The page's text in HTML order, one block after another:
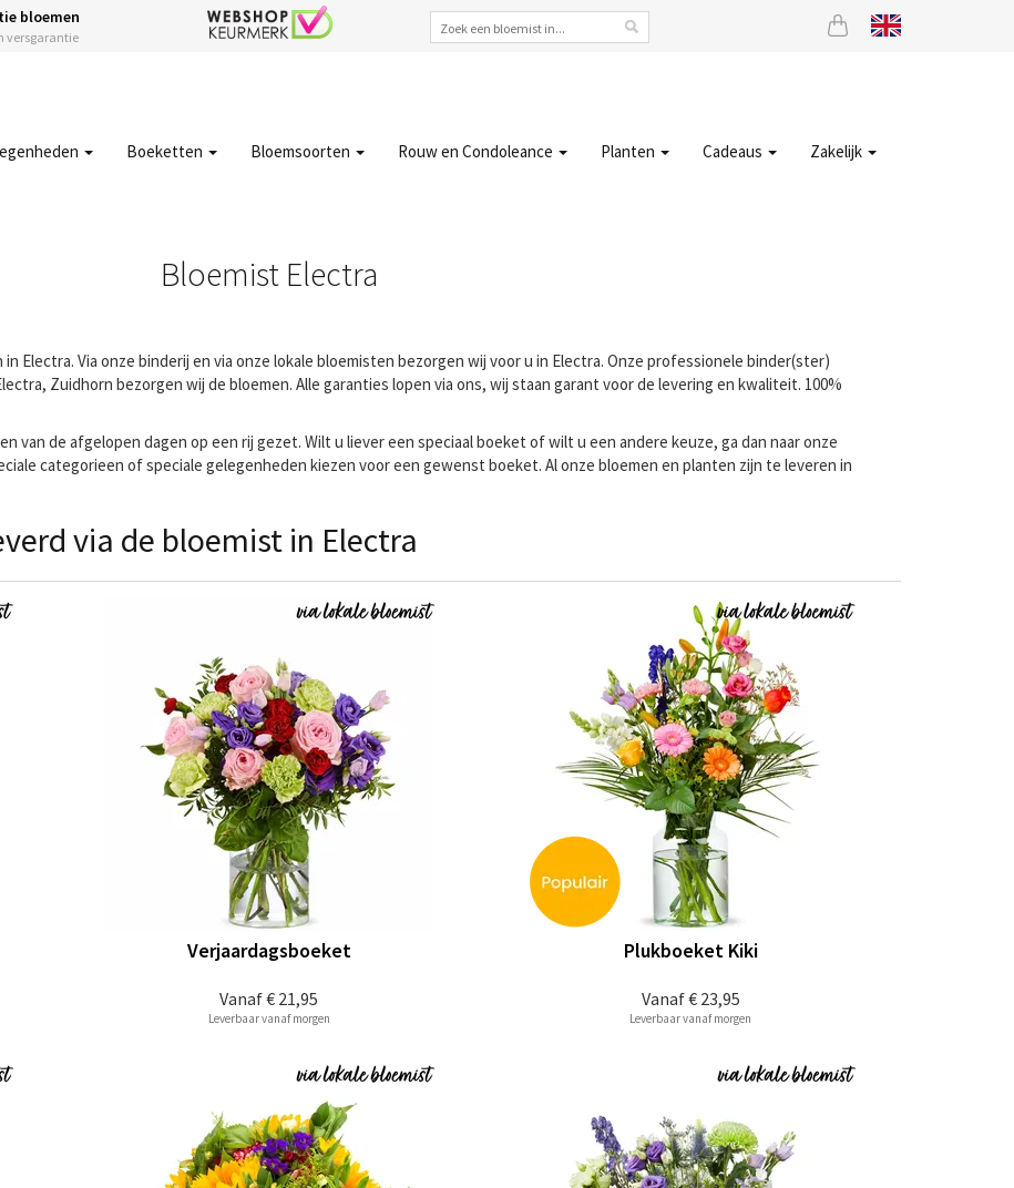
bloemen
versgarantie
Boeketten Bloemsoorten Rouw en Condoleance Planten Cadeaus Zakelijk
Bloemist Electra
Electra. Via onze binderij en via onze lokale bloemisten bezorgen wij voor u in Electra. Onze professionele binder(ster)
Zuidhorn bezorgen wij de bloemen. Alle garanties lopen via ons, wij staan garant voor de levering en kwaliteit. 100%
van de afgelopen dagen op een rij gezet. Wilt u liever een speciaal boeket of wilt u een andere keuze, ga dan naar onze
categorieen of speciale gelegenheden kiezen voor een gewenst boeket. Al onze bloemen en planten zijn te leveren in
via de bloemist in Electra
Vanaf€ 21,95
Verjaardagsboeket
Leverbaar vanaf morgen
Vanaf€ 23,95
Plukboeket Kiki
Leverbaar vanaf morgen